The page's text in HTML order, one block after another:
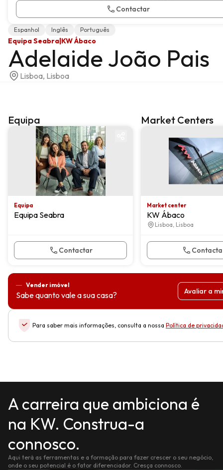
Contactar
Espanhol Inglês Português
Equipa Seabra|KW Ábaco
Adelaide João Pais
Lisboa, Lisboa
Equipa
Equipa
Equipa Seabra
Contactar
Market Centers
Market center
KW Ábaco
Lisboa, Lisboa
Vender imóvel
Sabe quanto vale a sua casa? Avaliar a
Para saber mais informações, consulta a nossa Política de
A carreira que ambiciona é
na KW. Construa-a
connosco.
Aqui terá as ferramentas e a formação para fazer crescer o seu negócio,
onde o seu potencial é o fator diferenciador. Cresça connosco.